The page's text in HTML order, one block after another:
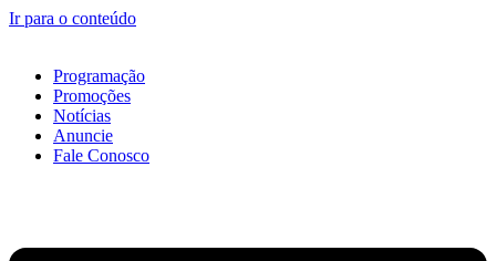
Ir para o conteúdo
Programação
Promoções
Notícias
Anuncie
Fale Conosco